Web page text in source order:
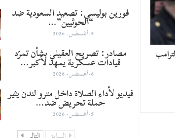
​فورين بوليسي: تصعيد السعودية ضد
“الحوثيين”…
5-أغسطس- 2026
مصادر: تصريح العقيلي بشأن تمرّد
قيادات عسكرية يمهد لأكبر…
6-أغسطس- 2026
فيديو لأداء الصلاة داخل مترو لندن يثير
حملة تحريض ضد…
5-أغسطس- 2026